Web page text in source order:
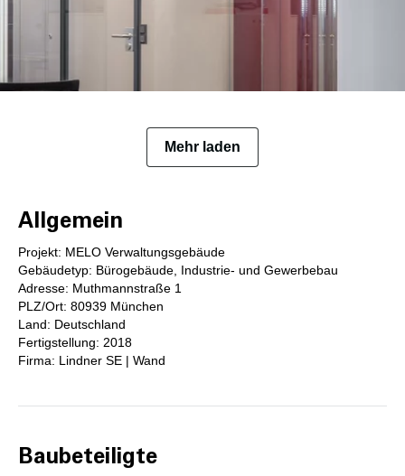
Mehr laden
Allgemein
Projekt: MELO Verwaltungsgebäude
Gebäudetyp: Bürogebäude, Industrie- und Gewerbebau
Adresse: Muthmannstraße 1
PLZ/Ort: 80939 München
Land: Deutschland
Fertigstellung: 2018
Firma: Lindner SE | Wand
Baubeteiligte